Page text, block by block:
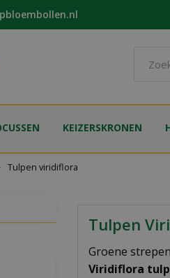
Tulpen viridiflora
KEIZERSKRONEN
Tulpen
Groene
Viridiflora